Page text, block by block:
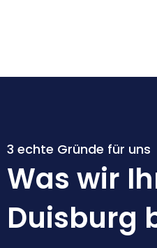
3 echte Gründe für uns
Was wir
Duisburg